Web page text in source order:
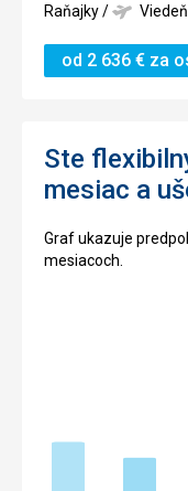
Raňajky/ Viedeň
od 2 636 € za
Ste
mesiac a
Graf ukazuje
mesiacoch.